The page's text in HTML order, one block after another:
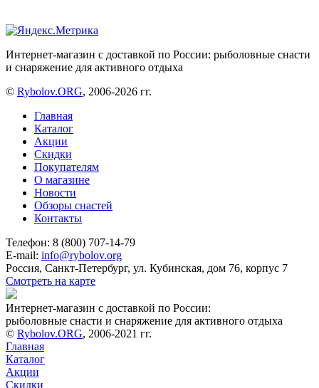
Интернет-магазин с доставкой по России: рыболовные снасти
и снаряжение для активного отдыха
© Rybolov.ORG, 2006-2026 гг.
Главная
Каталог
Акции
Скидки
Покупателям
О магазине
Новости
Обзоры снастей
Контакты
Телефон: 8 (800) 707-14-79
E-mail: info@rybolov.org
Россия, Санкт-Петербург, ул. Кубинская, дом 76, корпус 7
Смотреть на карте
Интернет-магазин с доставкой по России:
рыболовные снасти и снаряжение для активного отдыха
© Rybolov.ORG, 2006-2021 гг.
Главная
Каталог
Акции
Скидки